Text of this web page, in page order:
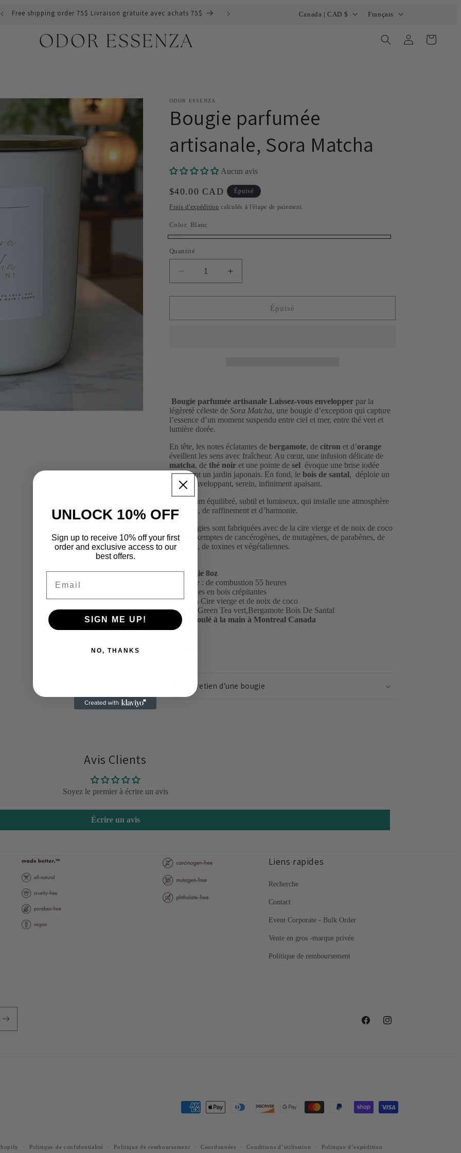
Free shipping order 75$ Livraison gratuite avec achats 75$ Bienvenue dans notre boutique
P
g
i
o
Canada | CAD $ Français
Connexion Panier
ODOR ESSENZA
Bougie parfumée
artisanale, Sora Matcha
Aucun avis
Prix
habituel
$40.00 CAD Épuisé
Frais d'expédition calculés à l'étape de paiement.
Color: Blanc
Blanc
Variante
épuisée
ou
indisponible
Quantité
Réduire
la
quantité
Bougie
Augmenter
la
quantité
Bougie
Épuisé
Bougie parfumée artisanale Laissez-vous envelopper par la
légèreté céleste de Sora Matcha, une bougie d’exception qui capture
l’essence d’un moment suspendu entre ciel et mer, entre thé vert et
lumière dorée.
En tête, les notes éclatantes de bergamote, de citron et d’orange
éveillent les sens avec fraîcheur. Au cœur, une infusion délicate de
matcha, de thé noir et une pointe de sel évoque une brise iodée
traversant un jardin japonais. En fond, le bois de santal, déploie un
sillage enveloppant, serein, infiniment apaisant.
Un parfum équilibré, subtil et lumineux, qui installe une atmosphère
de calme, de raffinement et d’harmonie.
Nos bougies sont fabriquées avec de la cire vierge et de noix de coco
et sont exemptes de cancérogènes, de mutagènes, de parabènes, de
phtalates, de toxines et végétaliennes.
Bougie 8oz
Durée : de combustion 55 heures
Mèches en bois crépitantes
100% Cire vierge et de noix de coco
Note:Green Tea vert,Bergamote Bois De Santal
Coulé à la main à Montreal Canada
Entretien d'une bougie
Avis Clients
Soyez le premier à écrire un avis
Écrire un avis
Liens rapides
Recherche
Contact
Event Corporate - Bulk Order
Vente en gros -marque privée
Politique de remboursement
FacebookInstagram
Moyens
de
Politique de confidentialité Politique de remboursement Coordonnées Conditions d’utilisation Politique d’expédition
UNLOCK 10% OFF
Sign up to receive 10% off your first
order and exclusive access to our
best offers.
SIGN ME UP!
NO, THANKS